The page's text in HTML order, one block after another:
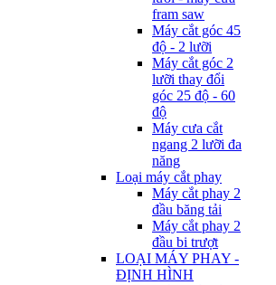
fram saw
Máy cắt góc 45
độ - 2 lưỡi
Máy cắt góc 2
lưỡi thay đổi
góc 25 độ - 60
độ
Máy cưa cắt
ngang 2 lưỡi đa
năng
Loại máy cắt phay
Máy cắt phay 2
đầu băng tải
Máy cắt phay 2
đầu bi trượt
LOẠI MÁY PHAY -
ĐỊNH HÌNH